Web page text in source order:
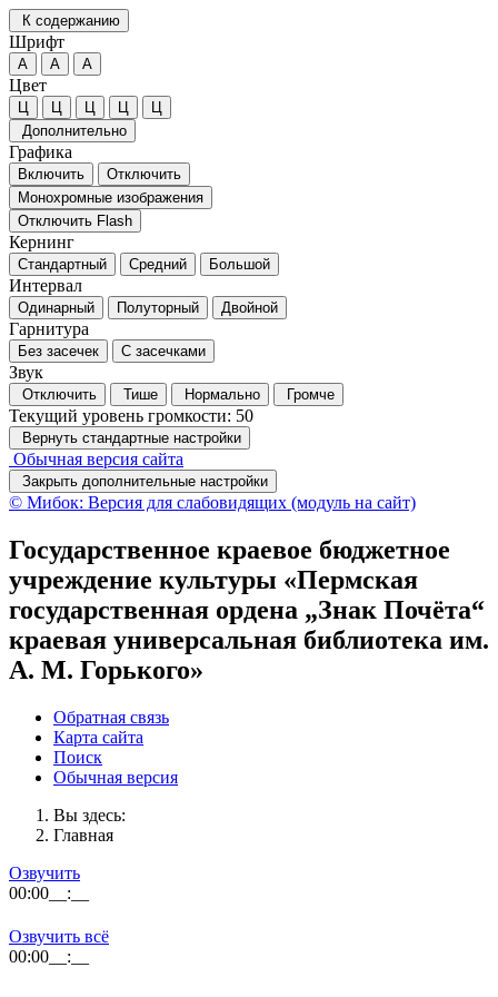
К содержанию
Шрифт
А А А
Цвет
Ц Ц Ц Ц
Ц
Дополнительно
Графика
Включить
Отключить
Монохромные изображения
Отключить Flash
Кернинг
Стандартный Средний Большой
Интервал
Одинарный Полуторный Двойной
Гарнитура
Без засечек С засечками
Звук
Отключить Тише Нормально Громче
Текущий уровень громкости: 50
Вернуть стандартные настройки
Обычная версия сайта
Закрыть дополнительные настройки
© Мибок: Версия для слабовидящих (модуль на сайт)
Государственное краевое бюджетное
учреждение культуры «Пермская
государственная ордена „Знак Почёта“
краевая универсальная библиотека им.
А. М. Горького»
Обратная связь
Карта сайта
Поиск
Обычная версия
Вы здесь:
Главная
Озвучить
00:00 __:__
Озвучить всё
00:00 __:__